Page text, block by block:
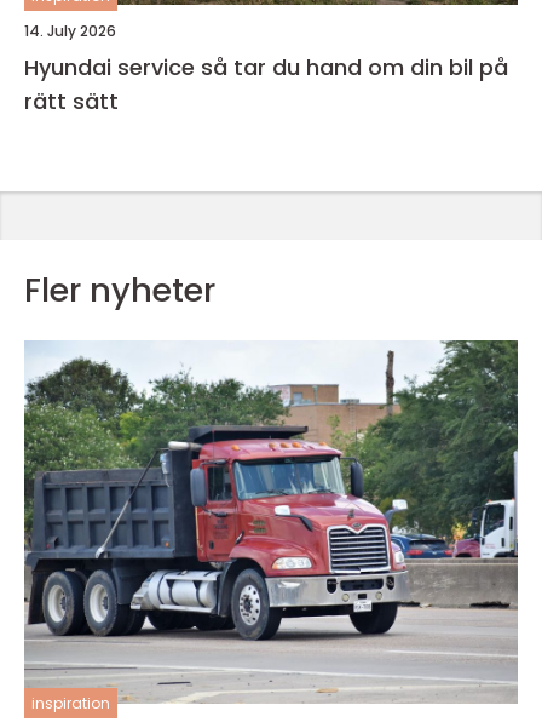
14. July 2026
Hyundai service så tar du hand om din bil på
rätt sätt
Fler nyheter
inspiration